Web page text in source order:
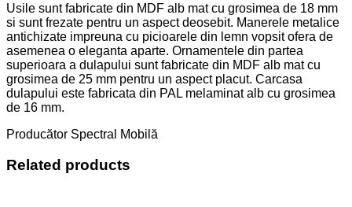
Usile sunt fabricate din MDF alb mat cu grosimea de 18 mm
si sunt frezate pentru un aspect deosebit. Manerele metalice
antichizate impreuna cu picioarele din lemn vopsit ofera de
asemenea o eleganta aparte. Ornamentele din partea
superioara a dulapului sunt fabricate din MDF alb mat cu
grosimea de 25 mm pentru un aspect placut. Carcasa
dulapului este fabricata din PAL melaminat alb cu grosimea
de 16 mm.
Producător Spectral Mobilă
Related products